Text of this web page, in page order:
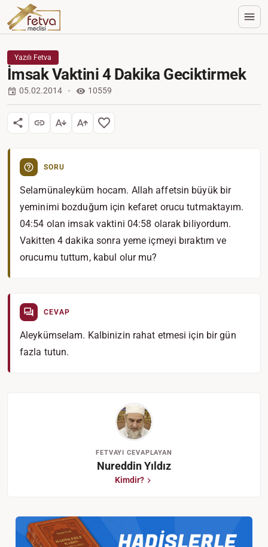
Yazılı Fetva
İmsak Vaktini 4 Dakika Geciktirmek
05.02.2014 10559
SORU
Selamünaleyküm hocam. Allah affetsin büyük bir
yeminimi bozduğum için kefaret orucu tutmaktayım.
04:54 olan imsak vaktini 04:58 olarak biliyordum.
Vakitten 4 dakika sonra yeme içmeyi bıraktım ve
orucumu tuttum, kabul olur mu?
CEVAP
Aleykümselam. Kalbinizin rahat etmesi için bir gün
fazla tutun.
FETVAYI CEVAPLAYAN
Nureddin Yıldız
Kimdir?